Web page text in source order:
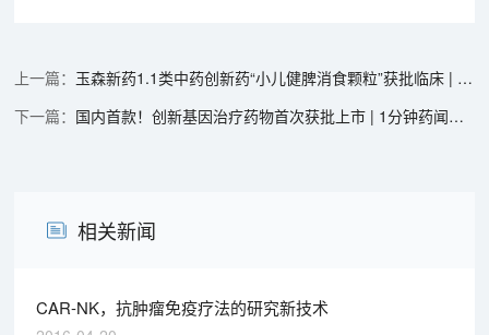
玉森新药1.1类中药创新药“小儿健脾消食颗粒”获批临床 | 1分钟药闻速览
国内首款！创新基因治疗药物首次获批上市 | 1分钟药闻速览
相关新闻
CAR-NK，抗肿瘤免疫疗法的研究新技术